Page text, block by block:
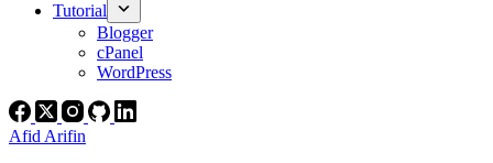
Tutorial
Blogger
cPanel
WordPress
Afid Arifin